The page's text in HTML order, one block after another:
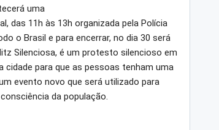
uma
das 11h às 13h organizada pela Polícia
o Brasil e para encerrar, no dia 30 será
Silenciosa, é um protesto silencioso em
cidade para que as pessoas tenham uma
evento novo que será utilizado para
da população.